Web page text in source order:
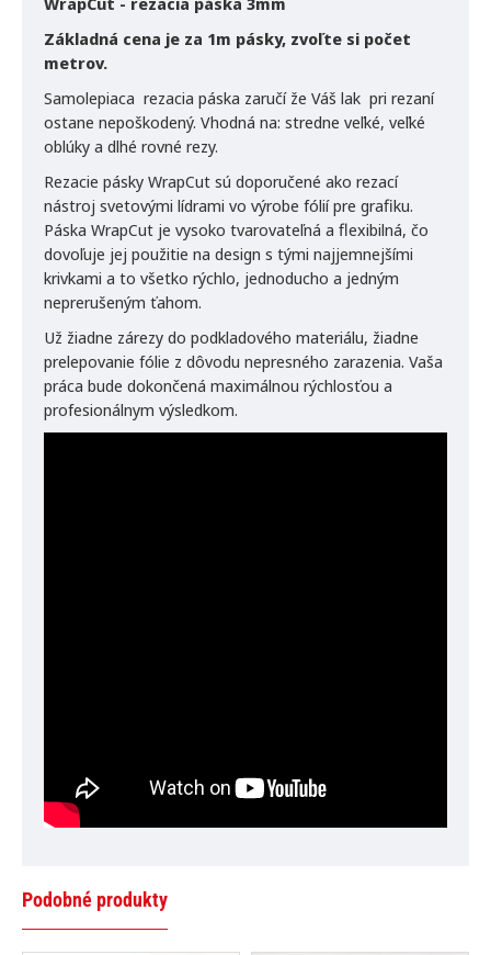
Základná cena je za 1m pásky, zvoľte si počet
metrov.
Samolepiaca rezacia páska zaručí že Váš lak pri rezaní
ostane nepoškodený. Vhodná na: stredne veľké, veľké
oblúky a dlhé rovné rezy.
Rezacie pásky WrapCut sú doporučené ako rezací
nástroj svetovými lídrami vo výrobe fólií pre grafiku.
Páska WrapCut je vysoko tvarovateľná a flexibilná, čo
dovoľuje jej použitie na design s tými najjemnejšími
krivkami a to všetko rýchlo, jednoducho a jedným
neprerušeným ťahom.
Už žiadne zárezy do podkladového materiálu, žiadne
prelepovanie fólie z dôvodu nepresného zarazenia. Vaša
práca bude dokončená maximálnou rýchlosťou a
profesionálnym výsledkom.
Podobné produkty